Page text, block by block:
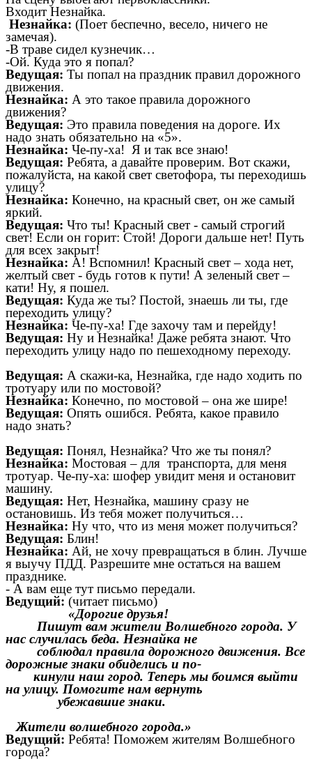
Входит Незнайка.
Незнайка: (Поет беспечно, весело, ничего не
замечая).
-В траве сидел кузнечик…
-Ой. Куда это я попал?
Ведущая: Ты попал на праздник правил дорожного
движения.
Незнайка: А это такое правила дорожного
движения?
Ведущая: Это правила поведения на дороге. Их
надо знать обязательно на «5».
Незнайка: Че-пу-ха! Я и так все знаю!
Ведущая: Ребята, а давайте проверим. Вот скажи,
пожалуйста, на какой свет светофора, ты переходишь
улицу?
Незнайка: Конечно, на красный свет, он же самый
яркий.
Ведущая: Что ты! Красный свет - самый строгий
свет! Если он горит: Стой! Дороги дальше нет! Путь
для всех закрыт!
Незнайка: А! Вспомнил! Красный свет – хода нет,
желтый свет - будь готов к пути! А зеленый свет –
кати! Ну, я пошел.
Ведущая: Куда же ты? Постой, знаешь ли ты, где
переходить улицу?
Незнайка: Че-пу-ха! Где захочу там и перейду!
Ведущая: Ну и Незнайка! Даже ребята знают. Что
переходить улицу надо по пешеходному переходу.
Ведущая: А скажи-ка, Незнайка, где надо ходить по
тротуару или по мостовой?
Незнайка: Конечно, по мостовой – она же шире!
Ведущая: Опять ошибся. Ребята, какое правило
надо знать?
Ведущая: Понял, Незнайка? Что же ты понял?
Незнайка: Мостовая – для транспорта, для меня
тротуар. Че-пу-ха: шофер увидит меня и остановит
машину.
Ведущая: Нет, Незнайка, машину сразу не
остановишь. Из тебя может получиться…
Незнайка: Ну что, что из меня может получиться?
Ведущая: Блин!
Незнайка: Ай, не хочу превращаться в блин. Лучше
я выучу ПДД. Разрешите мне остаться на вашем
празднике.
- А вам еще тут письмо передали.
Ведущий: (читает письмо)
«Дорогие друзья!
Пишут вам жители Волшебного города. У
нас случилась беда. Незнайка не
соблюдал правила дорожного движения. Все
дорожные знаки обиделись и по-
кинули наш город. Теперь мы боимся выйти
на улицу. Помогите нам вернуть
убежавшие знаки.
Жители волшебного города.»
Ведущий: Ребята! Поможем жителям Волшебного
города?